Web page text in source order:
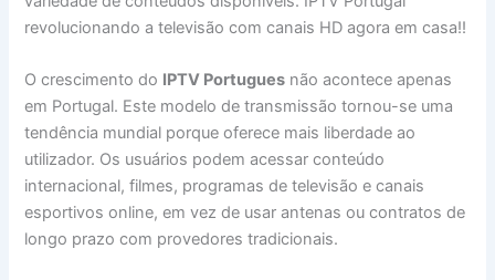
revolucionando a televisão com canais HD agora em casa!!
O crescimento do IPTV Portugues não acontece apenas
em Portugal. Este modelo de transmissão tornou-se uma
tendência mundial porque oferece mais liberdade ao
utilizador. Os usuários podem acessar conteúdo
internacional, filmes, programas de televisão e canais
esportivos online, em vez de usar antenas ou contratos de
longo prazo com provedores tradicionais.